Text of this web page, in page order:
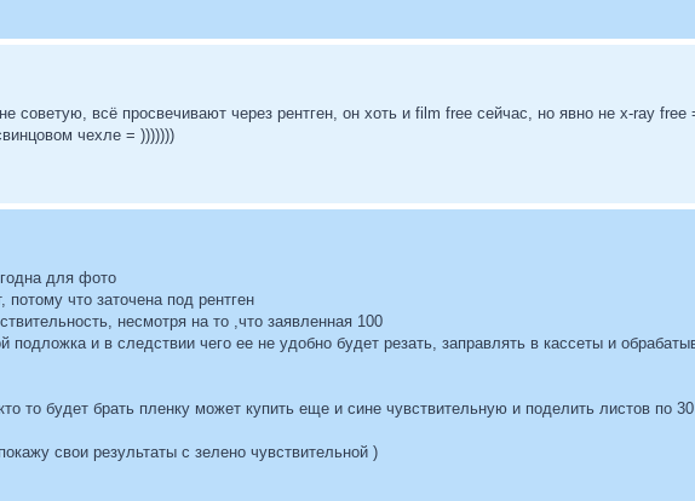
советую, всё просвечивают через рентген, он хоть и film free сейчас, но явно не x-ray free
чехле = )))))))
для фото
что заточена под рентген
несмотря на то ,что заявленная 100
подложка и в следствии чего ее не удобно будет резать, заправлять в кассеты и
то будет брать пленку может купить еще и сине чувствительную и поделить листов по
свои результаты с зелено чувствительной )